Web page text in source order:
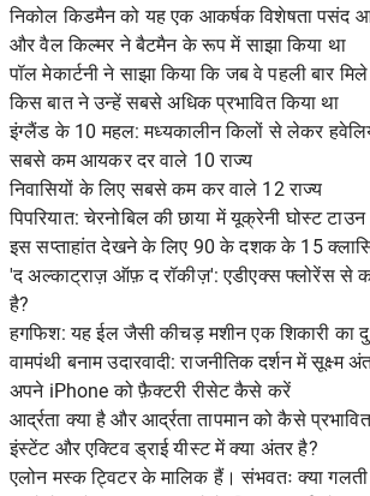
निकोल किडमैन को यह एक आकर्षक विशेषता पसंद
और वैल किल्मर ने बैटमैन के रूप में साझा किया था
पॉल मेकार्टनी ने साझा किया कि जब वे पहली बार
किस बात ने उन्हें सबसे अधिक प्रभावित किया था
इंग्लैंड के 10 महल: मध्यकालीन किलों से लेकर
सबसे कम आयकर दर वाले 10 राज्य
निवासियों के लिए सबसे कम कर वाले 12 राज्य
पिपरियात: चेरनोबिल की छाया में यूक्रेनी घोस्ट टाउन
इस सप्ताहांत देखने के लिए 90 के दशक के 15
'द अल्काट्राज़ ऑफ़ द रॉकीज़': एडीएक्स फ्लोरेंस से
है?
हगफिश: यह ईल जैसी कीचड़ मशीन एक शिकारी का
वामपंथी बनाम उदारवादी: राजनीतिक दर्शन में सूक्ष्म
अपने iPhone को फ़ैक्टरी रीसेट कैसे करें
आर्द्रता क्या है और आर्द्रता तापमान को कैसे
इंस्टेंट और एक्टिव ड्राई यीस्ट में क्या अंतर है?
एलोन मस्क ट्विटर के मालिक हैं। संभवतः क्या